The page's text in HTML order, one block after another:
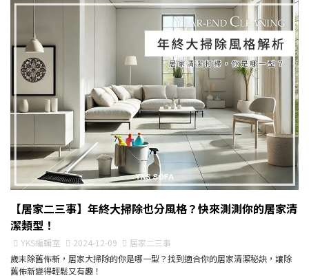
【居家二三事】年終大掃除也分風格？快來測測你的居家清
潔類型！
YKS編輯室 2024-12-09
居家二三事
歲末除舊佈新，居家大掃除的你是哪一型？找到適合你的居家清潔秘訣，讓除
舊佈新變得輕鬆又有趣！